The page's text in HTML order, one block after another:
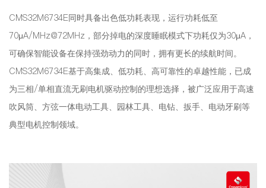
CMS32M6734E同时具备出色低功耗表现，运行功耗低至
70μA/MHz@72MHz，部分掉电的深度睡眠模式下功耗仅为30μA，
可确保智能设备在保持强劲动力的同时，拥有更长的续航时间。
CMS32M6734E基于高集成、低功耗、高可靠性的卓越性能，已成
为三相/单相直流无刷电机驱动控制的理想选择，被广泛应用于高速
吹风筒、方弦一体电动工具、园林工具、电钻、扳手、电动牙刷等
典型电机控制领域。